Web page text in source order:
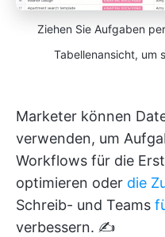
Ziehen Sie Aufgaben
Tabellenansicht, um
Marketer können
verwenden, um
Workflows für die
optimieren oder die
Schreib- und Teams
verbessern. ✍️